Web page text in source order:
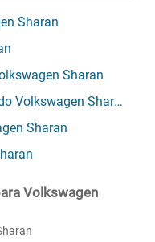
Sharan
Sharan
Volkswagen Sharan
Sharan
Volkswagen